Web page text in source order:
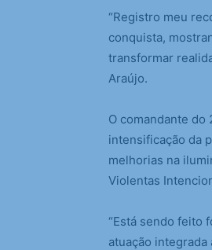
“Registro meu
conquista,
transformar
Araújo.
O comandante do
intensificação da
melhorias na
Violentas
“Está sendo feito
atuação